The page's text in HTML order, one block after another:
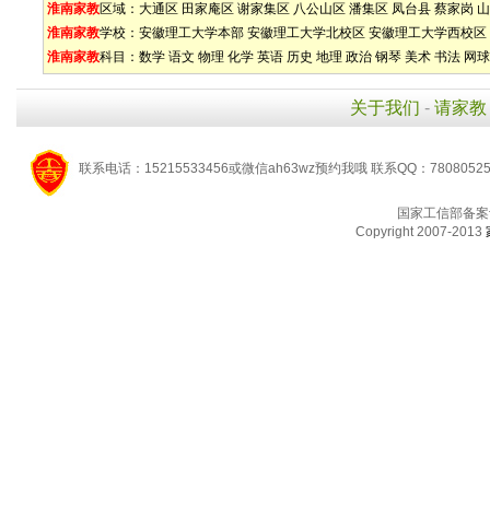
淮南家教区域： 大通区 田家庵区 谢家集区 八公山区 潘集区 凤台县 蔡家岗
淮南家教学校： 安徽理工大学本部 安徽理工大学北校区 安徽理工大学西校区
淮南家教科目： 数学 语文 物理 化学 英语 历史 地理 政治 钢琴 美术 书法 网球
关于我们 - 请家教
联系电话：15215533456或微信ah63wz预约我哦 联系QQ：
国家工信部备
Copyright 2007-2013